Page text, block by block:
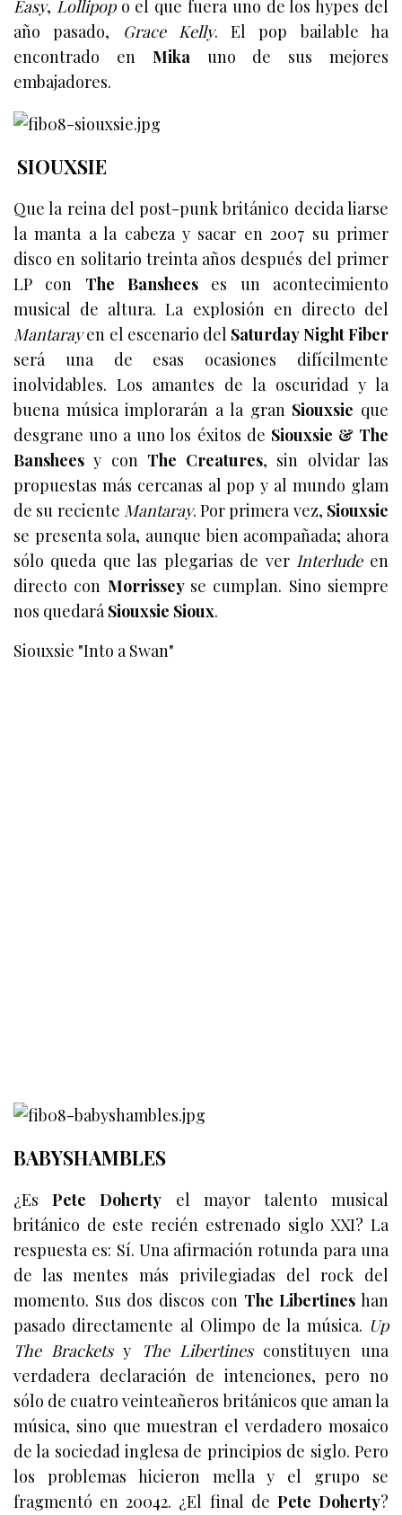
Easy, Lollipopo el que fuera uno de los hypes del
año pasado,
Grace Kelly. El pop bailable ha
encontrado en Mikauno de sus mejores
embajadores.
SIOUXSIE
Que la reina del post-punk británico decida liarse
la manta a la cabeza y sacar en 2007 su primer
disco en solitario treinta años después del primer
LP con The Bansheeses un acontecimiento
musical de altura. La explosión en directo del
Mantarayen el escenario del Saturday Night Fiber
será una de esas ocasiones difícilmente
inolvidables. Los amantes de la oscuridad y la
buena música implorarán a la gran Siouxsie que
desgrane uno a uno los éxitos de Siouxsie & The
Bansheesy con The Creatures, sin olvidar las
propuestas más cercanas al pop y al mundo glam
de su reciente Mantaray. Por primera vez, Siouxsie
se presenta sola, aunque bien acompañada; ahora
sólo queda que las plegarias de ver Interludeen
directo con Morrissey se cumplan. Sino siempre
nos quedaráSiouxsie Sioux.
Siouxsie "Into a Swan"
BABYSHAMBLES
¿EsPete Doherty el mayor talento musical
británico de este recién estrenado siglo XXI? La
respuesta es: Sí. Una afirmación rotunda para una
de las mentes más privilegiadas del rock del
momento. Sus dos discos con The Libertines han
pasado directamente al Olimpo de la música. Up
The Bracketsy The Libertinesconstituyen una
verdadera declaración de intenciones, pero no
sólo de cuatro veinteañeros británicos que aman la
música, sino que muestran el verdadero mosaico
de la sociedad inglesa de principios de siglo. Pero
los problemas hicieron mella y el grupo se
fragmentó en 20042. ¿El final de Pete Doherty?